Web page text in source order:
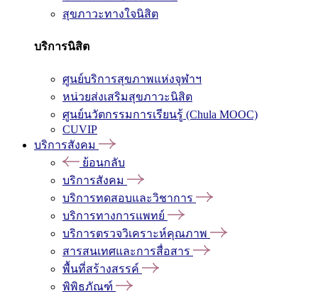
สุขภาวะทางใจนิสิต
บริการนิสิต
ศูนย์บริการสุขภาพแห่งจุฬาฯ
หน่วยส่งเสริมสุขภาวะนิสิต
ศูนย์นวัตกรรมการเรียนรู้ (Chula MOOC)
CUVIP
บริการสังคม
ย้อนกลับ
บริการสังคม
บริการทดสอบและวิชาการ
บริการทางการแพทย์
บริการตรวจวิเคราะห์คุณภาพ
สารสนเทศและการสื่อสาร
พื้นที่สร้างสรรค์
พิพิธภัณฑ์